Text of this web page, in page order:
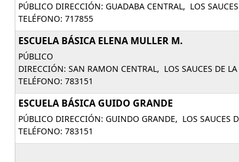
PÚBLICO DIRECCIÓN: GUADABA CENTRAL, LOS
TELÉFONO: 717855
ESCUELA BÁSICA ELENA MULLER M.
PÚBLICO
DIRECCIÓN: SAN RAMON CENTRAL, LOS SAUCES DE
TELÉFONO: 783151
ESCUELA BÁSICA GUIDO GRANDE
PÚBLICO DIRECCIÓN: GUINDO GRANDE, LOS SAUCES
TELÉFONO: 783151